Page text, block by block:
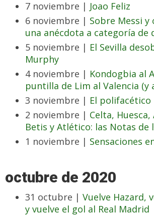
7 noviembre | Joao Feliz
6 noviembre | Sobre Messi y
una anécdota a categoría de
5 noviembre | El Sevilla
Murphy
4 noviembre | Kondogbia al
puntilla de Lim al Valencia (y
3 noviembre | El polifacético
2 noviembre | Celta,
Betis y Atlético: las Notas de
1 noviembre | Sensaciones
octubre de 2020
31 octubre | Vuelve Hazard,
y vuelve el gol al Real Madrid